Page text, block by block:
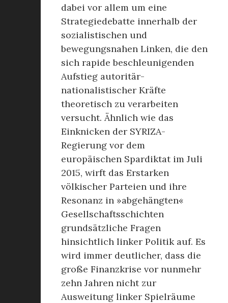
dabei vor allem um eine
Strategiedebatte innerhalb der
sozialistischen und
bewegungsnahen Linken, die den
sich rapide beschleunigenden
Aufstieg autoritär-
nationalistischer Kräfte
theoretisch zu verarbeiten
versucht. Ähnlich wie das
Einknicken der SYRIZA-
Regierung vor dem
europäischen Spardiktat im Juli
2015, wirft das Erstarken
völkischer Parteien und ihre
Resonanz in »abgehängten«
Gesellschaftsschichten
grundsätzliche Fragen
hinsichtlich linker Politik auf. Es
wird immer deutlicher, dass die
große Finanzkrise vor nunmehr
zehn Jahren nicht zur
Ausweitung linker Spielräume